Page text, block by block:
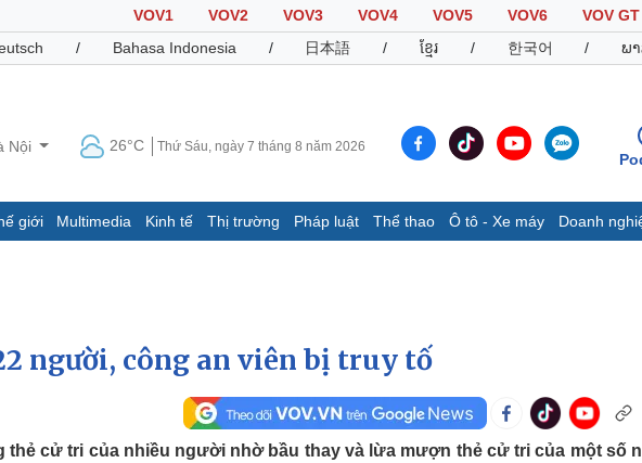
VOV1 VOV2 VOV3 VOV4 VOV5 VOV6
VOV GT
/ Bahasa Indonesia / 日本語 / ខ្មែរ / 한국어 / ພ
Nội 26°C Thứ Sáu, ngày 7 tháng 8 năm 2026
giới Multimedia Kinh tế Thị trường Pháp luật Thể thao Ô tô - Xe máy Doanh
ấn VOV
E-Magazine
Infographic
sự - Quốc phòng
Thể thao
Ô tô - Xe máy
người, công an viên bị truy tố
thẻ cử tri của nhiều người nhờ bầu thay và lừa mượn thẻ cử tri của một số